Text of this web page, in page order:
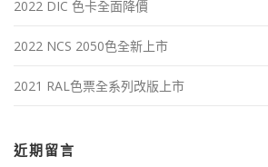
2022 DIC 色卡全面降價
2022 NCS 2050色全新上市
2021 RAL色票全系列改版上市
近期留言